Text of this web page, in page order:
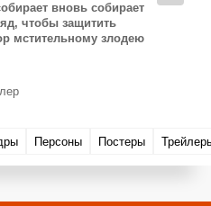
вновь собирает
чтобы защитить
мстительному злодею
Персоны Постеры